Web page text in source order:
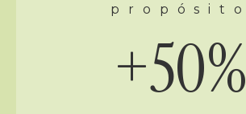
propósito
+50%